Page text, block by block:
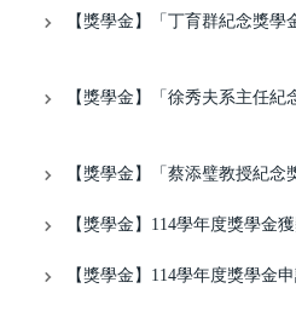
【獎學金】「丁育群紀念獎
【獎學金】「徐秀夫系主任
【獎學金】「蔡添璧教授紀念
【獎學金】114學年度獎學金
【獎學金】114學年度獎學金